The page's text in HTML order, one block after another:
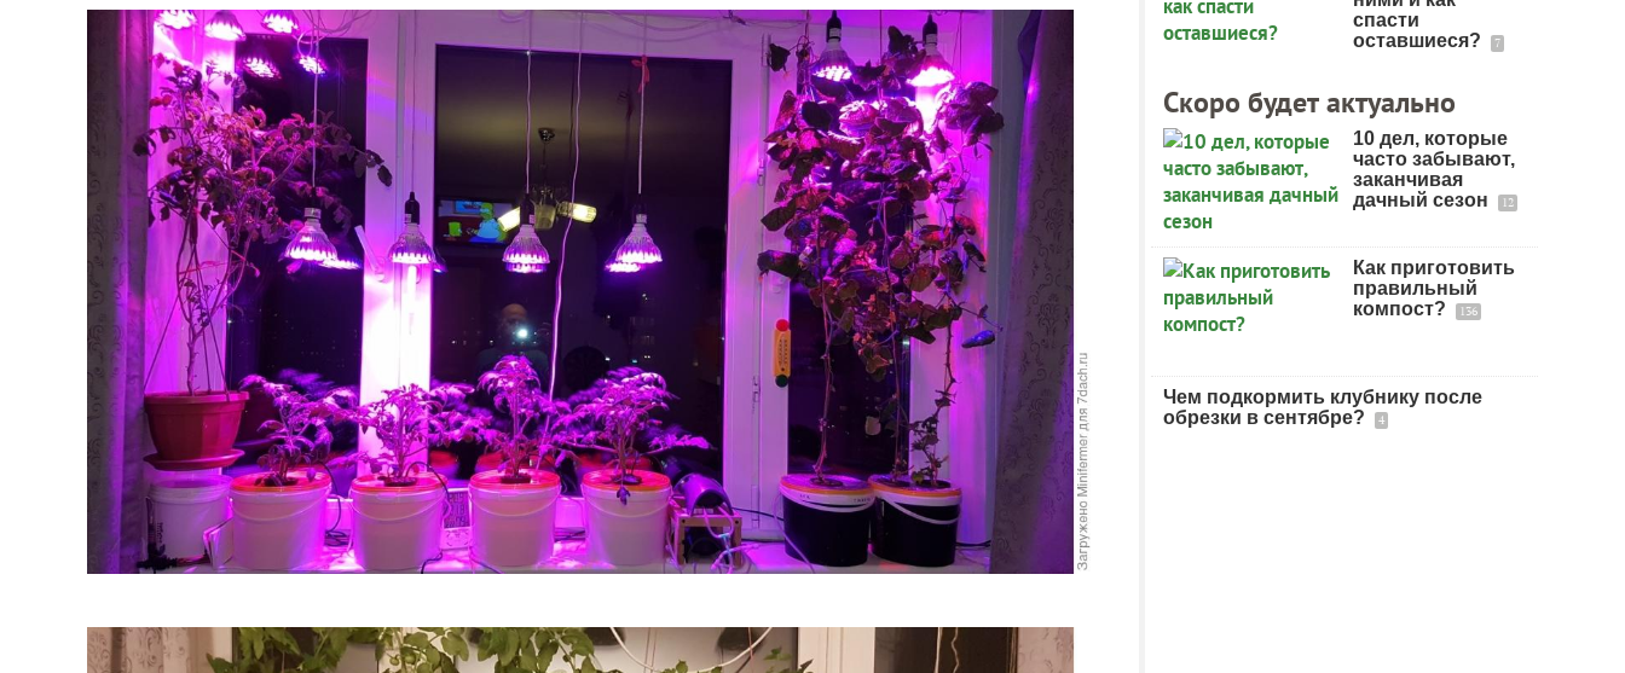
спасти
оставшиеся?
7
Скоро будет актуально
10 дел, которые
часто забывают,
заканчивая
дачный сезон
12
Как приготовить
правильный
компост?
136
Чем подкормить клубнику после
обрезки в сентябре?
4